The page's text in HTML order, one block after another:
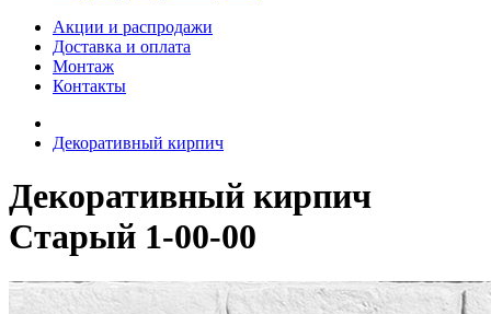
Акции и распродажи
Доставка и оплата
Монтаж
Контакты
Декоративный кирпич
Декоративный кирпич
Старый 1-00-00